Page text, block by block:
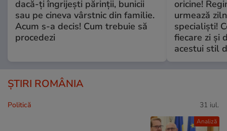
dacă-ți îngrijești părinții, bunicii
sau pe cineva vârstnic din familie.
Acum s-a decis! Cum trebuie să
procedezi
oricine!
urmează
specialiști!
fiecare zi și
acestui stil
ȘTIRI ROMÂNIA
Analiză
Politică 31 iul.